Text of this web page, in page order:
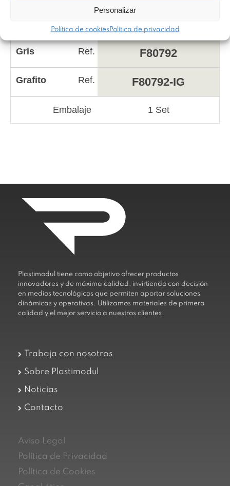
Personalizar
Política de cookies Política de privacidad
F80792-W
Gris Ref. F80792
Grafito Ref. F80792-IG
Embalaje 1 Set
Plastimodul tiene como objetivo ofrecer productos
innovadores y de máxima calidad, invirtiendo con decisión
en medios tecnológicos que permiten aportar soluciones
dinámicas y operativas. Utilizamos materiales de primera
calidad y el mejor servicio a nuestros clientes.
Trabaja con nosotros
Sobre Plastimodul
Noticias
Contacto
Aviso Legal
Política de Privacidad
Política de Cookies